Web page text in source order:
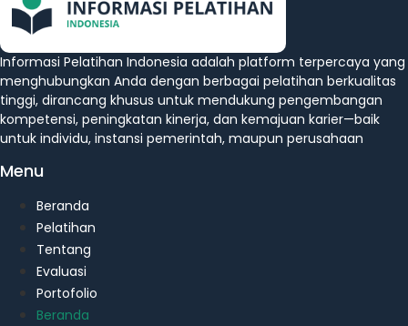
Informasi Pelatihan Indonesia adalah platform terpercaya yang
menghubungkan Anda dengan berbagai pelatihan berkualitas
tinggi, dirancang khusus untuk mendukung pengembangan
kompetensi, peningkatan kinerja, dan kemajuan karier—baik
untuk individu, instansi pemerintah, maupun perusahaan
Menu
Beranda
Pelatihan
Tentang
Evaluasi
Portofolio
Beranda